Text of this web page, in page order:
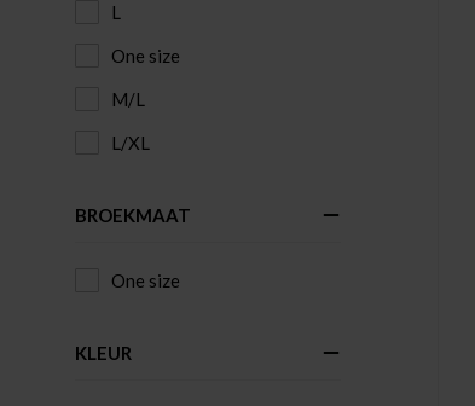
L
One size
M/L
L/XL
BROEKMAAT
One size
KLEUR